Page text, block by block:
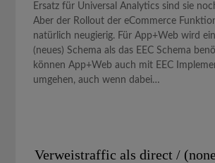
Ersatz für Universal Analytics sind sie
Aber der Rollout der eCommerce
natürlich neugierig. Für App+Web wird
(neues) Schema als das EEC Schema
können App+Web auch mit EEC
umgehen, auch wenn dabei…
Verweistraffic als direct /